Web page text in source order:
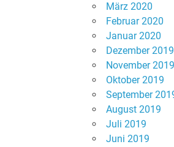
März 2020
Februar 2020
Januar 2020
Dezember 2019
November 2019
Oktober 2019
September
August 2019
Juli 2019
Juni 2019